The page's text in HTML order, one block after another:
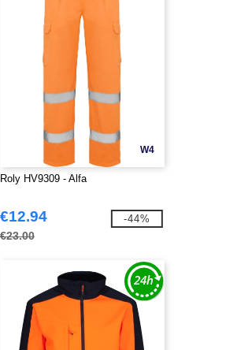
W4
Roly HV9309 - Alfa
€12.94
€23.00
-44%